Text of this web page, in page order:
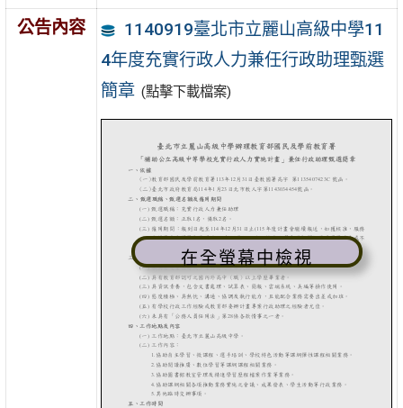
公告內容
1140919臺北市立麗山高級中學11
4年度充實行政人力兼任行政助理甄選
簡章 (點擊下載檔案)
在全螢幕中檢視